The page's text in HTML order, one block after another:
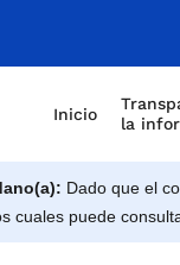
Inicio
la
Dado que el
cuales puede